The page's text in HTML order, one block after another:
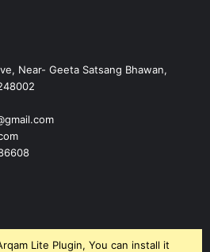
Near- Geeta Satsang Bhawan,
Lite Plugin, You can install it